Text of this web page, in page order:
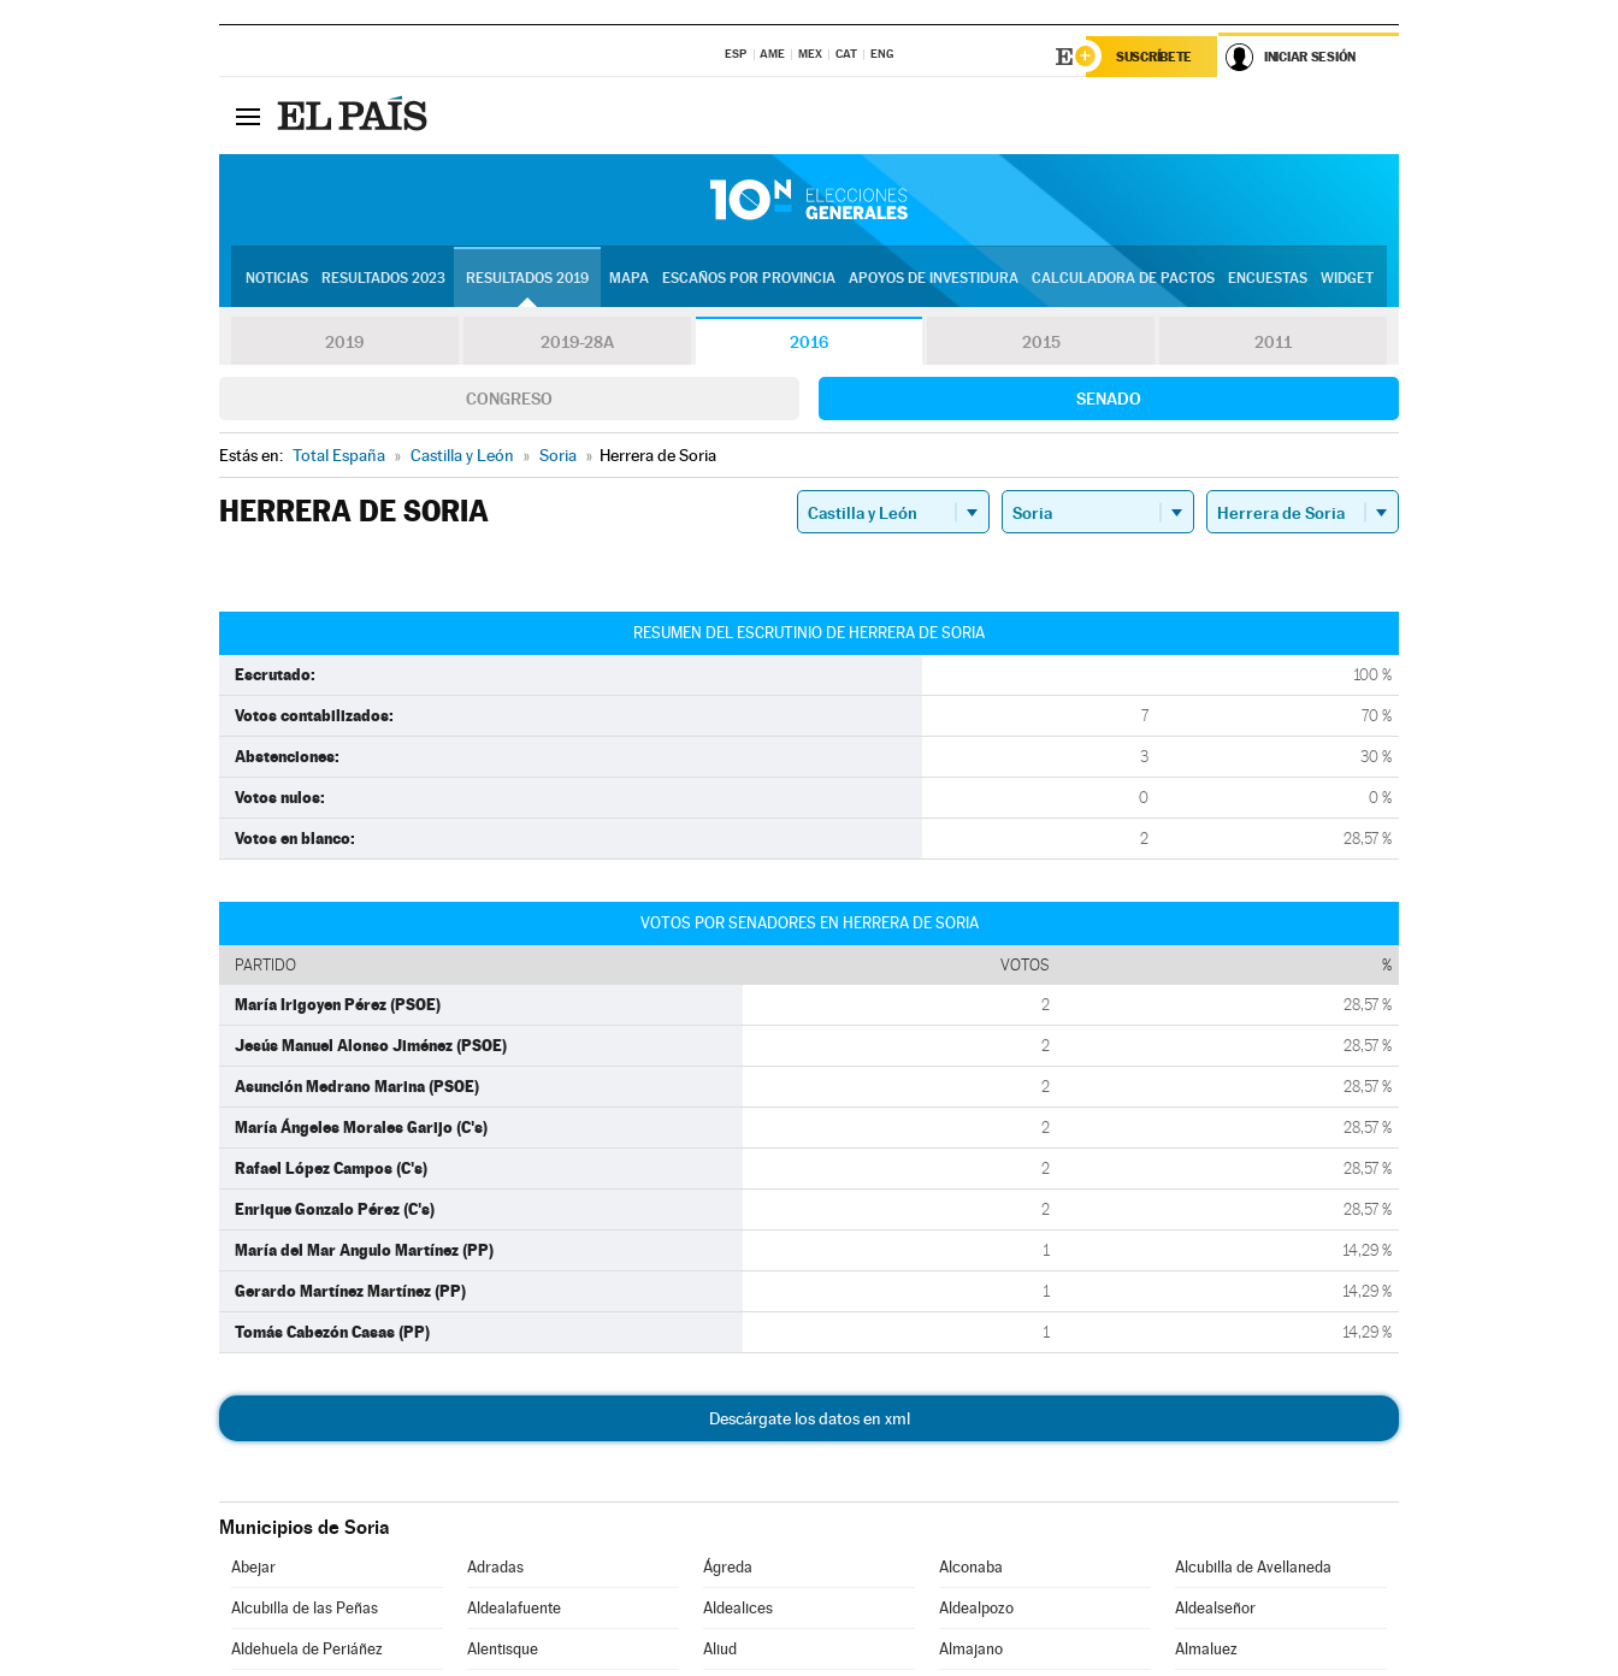
ESP AME MEX CAT ENG SUSCRÍBETE INICIAR SESIÓN
NOTICIAS RESULTADOS 2023 RESULTADOS 2019 MAPA ESCAÑOS POR PROVINCIA APOYOS DE INVESTIDURA CALCULADORA DE PACTOS ENCUESTAS WIDGET
2019 2019-28A 2016 2015 2011
CONGRESO SENADO
Estás en: Total España » Castilla y León » Soria » Herrera de Soria
HERRERA DE SORIA
RESUMEN DEL ESCRUTINIO DE HERRERA DE SORIA
Escrutado: 100 %
Votos contabilizados: 7 70 %
Abstenciones: 3 30 %
Votos nulos: 0 0 %
Votos en blanco: 2 28,57 %
VOTOS POR SENADORES EN HERRERA DE SORIA
PARTIDO VOTOS %
María Irigoyen Pérez (PSOE) 2 28,57 %
Jesús Manuel Alonso Jiménez (PSOE) 2 28,57 %
Asunción Medrano Marina (PSOE) 2 28,57 %
María Ángeles Morales Garijo (C's) 2 28,57 %
Rafael López Campos (C's) 2 28,57 %
Enrique Gonzalo Pérez (C's) 2 28,57 %
María del Mar Angulo Martínez (PP) 1 14,29 %
Gerardo Martínez Martínez (PP) 1 14,29 %
Tomás Cabezón Casas (PP) 1 14,29 %
Descárgate los datos en xml
Municipios de Soria
Abejar Adradas Ágreda Alconaba Alcubilla de Avellaneda
Alcubilla de las Peñas Aldealafuente Aldealices Aldealpozo Aldealseñor
Aldehuela de Periáñez Alentisque Aliud Almajano Almaluez